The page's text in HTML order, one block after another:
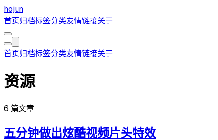
hojun
首页归档标签分类友情链接关于
首页归档标签分类友情链接关于
资源
6 篇文章
五分钟做出炫酷视频片头特效